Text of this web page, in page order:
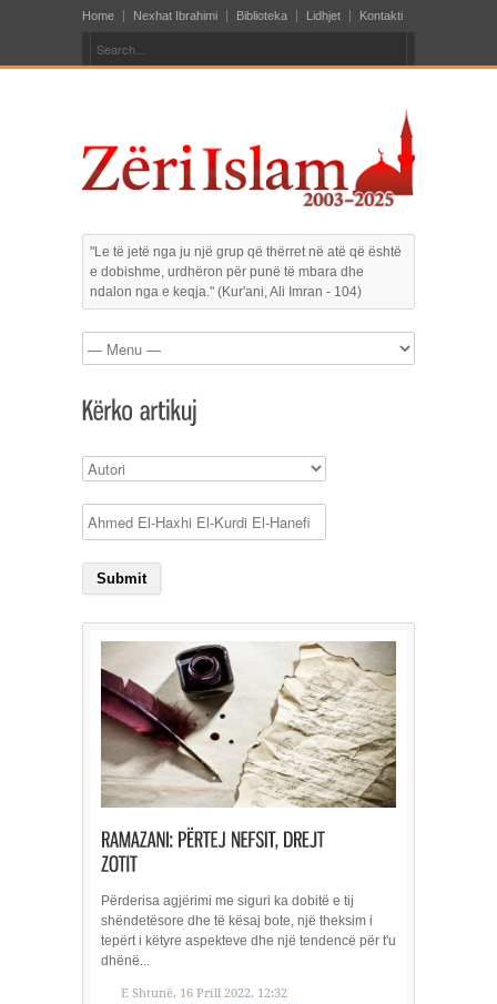
Home Nexhat Ibrahimi Biblioteka Lidhjet Kontakti
"Le të jetë nga ju një grup që thërret në atë që është
e dobishme, urdhëron për punë të mbara dhe
ndalon nga e keqja." (Kur'ani, Ali Imran - 104)
Përderisa agjërimi me siguri ka dobitë e tij
shëndetësore dhe të kësaj bote, një theksim i
tepërt i këtyre aspekteve dhe një tendencë për t'u
dhënë...
E Shtunë, 16 Prill 2022, 12:32